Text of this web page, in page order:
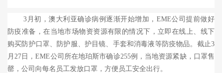
3 月初，澳大利亚确诊病例逐渐开始增加， EME公司提前做好
防疫准备，在当地市场物资资源有限的情况下，立即在线上、线下
购买防护口罩、防护服、护目镜、手套和消毒液等防疫物品。截止3
月 27日，EME公司所在地珀斯市确诊255例，当地资源紧缺，口罩售
罄，公司向每名员工发放口罩，方便员工安全出行。